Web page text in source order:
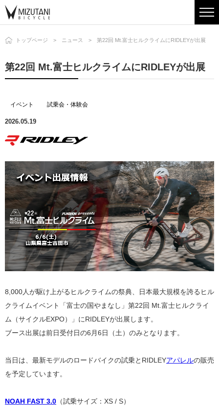
トップページ ニュース 第22回 Mt.富士ヒルクライムにRIDLEYが出展
第22回 Mt.富士ヒルクライムにRIDLEYが出展
イベント 試乗会・体験会
2026.05.19
8,000人が駆け上がるヒルクライムの祭典、日本最大規模を誇るヒル
クライムイベント「富士の国やまなし」 第22回 Mt.富士ヒルクライ
ム（サイクルEXPO）」にRIDLEYが出展します。
ブース出展は前日受付日の6月6日（土）のみとなります。
当日は、最新モデルのロードバイクの試乗とRIDLEYアパレルの販売
を予定しています。
NOAH FAST 3.0 （試乗サイズ：XS / S）